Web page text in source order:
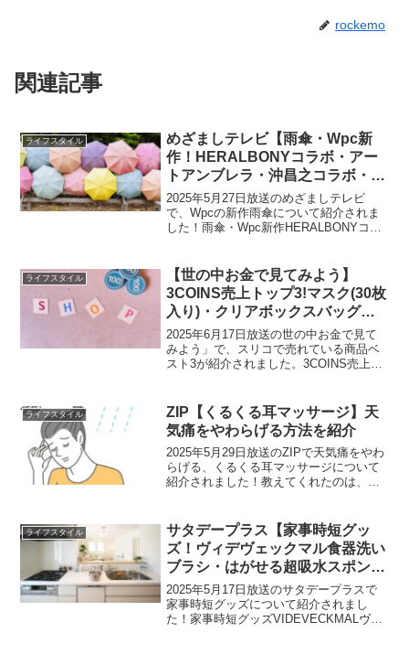
rockemo
関連記事
ライフスタイル
めざましテレビ【雨傘・Wpc新
作！HERALBONYコラボ・アー
トアンブレラ・沖昌之コラボ・プ
ラスティックアンブレにゃんドッ
ト・地球屋コラボ・空色アンブレ
ラなど】
2025年5月27日放送のめざましテレビ
で、Wpcの新作雨傘について紹介されま
した！雨傘・Wpc新作HERALBONYコラ
ミニ：4,070円作家4人が描いた...
ライフスタイル
【世の中お金で見てみよう】
3COINS売上トップ3!マスク(30枚
入り)・クリアボックスバッグ・
吸水アームバンド
2025年6月17日放送の世の中お金で見て
みよう」で、スリコで売れている商品ベ
スト3が紹介されました。3COINS売上ベ
す。デザインや色使いがおしゃれ、小顔
に...
ライフスタイル
ZIP【くるくる耳マッサージ】天
気痛をやわらげる方法を紹介
2025年5月29日放送のZIPで天気痛をやわ
らげる、くるくる耳マッサージについて
紹介されました！教えてくれたのは、天
るくる耳マッサージのやり方1）耳を上、
下、横５秒ず...
ライフスタイル
サタデープラス【家事時短グッ
ズ！ヴィデヴェックマル食器洗い
ブラシ・はがせる超吸水スポン
ジ・おにぎり型９０ｇ・まな板に
もなる生肉の小分け冷凍パック】
2025年5月17日放送のサタデープラスで
家事時短グッズについて紹介されまし
た！家事時短グッズVIDEVECKMALヴィ